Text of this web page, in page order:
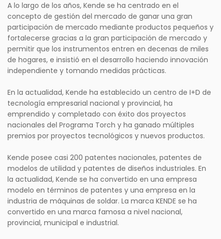
A lo largo de los años, Kende se ha centrado en el
concepto de gestión del mercado de ganar una gran
participación de mercado mediante productos pequeños y
fortalecerse gracias a la gran participación de mercado y
permitir que los instrumentos entren en decenas de miles
de hogares, e insistió en el desarrollo haciendo innovación
independiente y tomando medidas prácticas.
En la actualidad, Kende ha establecido un centro de I+D de
tecnología empresarial nacional y provincial, ha
emprendido y completado con éxito dos proyectos
nacionales del Programa Torch y ha ganado múltiples
premios por proyectos tecnológicos y nuevos productos.
Kende posee casi 200 patentes nacionales, patentes de
modelos de utilidad y patentes de diseños industriales. En
la actualidad, Kende se ha convertido en una empresa
modelo en términos de patentes y una empresa en la
industria de máquinas de soldar. La marca KENDE se ha
convertido en una marca famosa a nivel nacional,
provincial, municipal e industrial.